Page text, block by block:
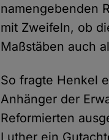
namengebenden
mit Zweifeln, ob
Maßstäben auch
So fragte Henkel
Anhänger der
Reformierten
Luther ein